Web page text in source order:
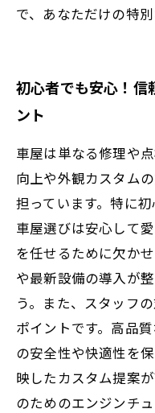
で、あなただけの特
初心者でも安心！信
ント
車屋は単なる修理や
向上や外観カスタム
担っています。特に
車屋選びは安心して
を任せるために欠か
や最新設備の導入が
う。また、スタッフ
ポイントです。高品
の安全性や快適性を
映したカスタム提案
のためのエンジンチ